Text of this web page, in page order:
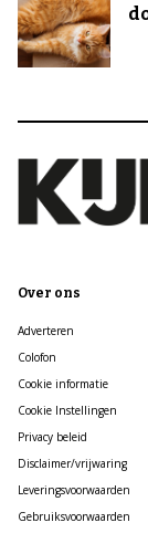
Over ons
Adverteren
Colofon
Cookie informatie
Cookie Instellingen
Privacy beleid
Disclaimer/vrijwaring
Leveringsvoorwaarden
Gebruiksvoorwaarden